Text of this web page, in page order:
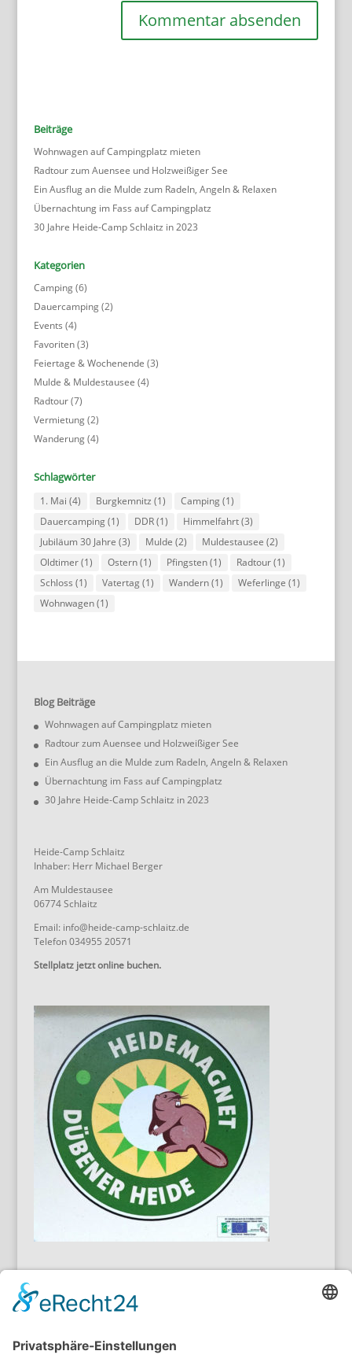
Beiträge
Wohnwagen auf Campingplatz mieten
Radtour zum Auensee und Holzweißiger See
Ein Ausflug an die Mulde zum Radeln, Angeln & Relaxen
Übernachtung im Fass auf Campingplatz
30 Jahre Heide-Camp Schlaitz in 2023
Kategorien
Camping(6)
Dauercamping(2)
Events (4)
Favoriten(3)
Feiertage & Wochenende (3)
Mulde & Muldestausee (4)
Radtour(7)
Vermietung(2)
Wanderung(4)
Schlagwörter
1. Mai (4) Burgkemnitz (1) Camping(1)
Dauercamping(1) DDR(1) Himmelfahrt(3)
Jubiläum 30 Jahre (3) Mulde (2) Muldestausee (2)
Oldtimer(1) Ostern(1) Pfingsten(1) Radtour(1)
Schloss (1) Vatertag(1) Wandern(1) Weferlinge (1)
Wohnwagen(1)
Blog Beiträge
Wohnwagen auf Campingplatz mieten
Radtour zum Auensee und Holzweißiger See
Ein Ausflug an die Mulde zum Radeln, Angeln & Relaxen
Übernachtung im Fass auf Campingplatz
30 Jahre Heide-Camp Schlaitz in 2023
Heide-Camp Schlaitz
Inhaber: Herr Michael Berger
Am Muldestausee
06774 Schlaitz
Email: info@heide-camp-schlaitz.de
Telefon 034955 20571
Stellplatz jetzt online buchen.